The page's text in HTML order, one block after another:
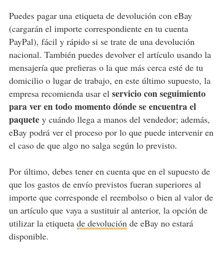
Puedes pagar una etiqueta de devolución con eBay
(cargarán el importe correspondiente en tu cuenta
PayPal), fácil y rápido si se trate de una devolución
nacional. También puedes devolver el artículo usando la
mensajería que prefieras o la que más cerca esté de tu
domicilio o lugar de trabajo, en este último supuesto, la
empresa recomienda usar elservicio con seguimiento
para ver en todo momento dónde se encuentra el
paquetey cuándo llega a manos del vendedor; además,
eBay podrá ver el proceso por lo que puede intervenir en
el caso de que algo no salga según lo previsto.
Por último, debes tener en cuenta que en el supuesto de
que los gastos de envío previstos fueran superiores al
importe que corresponde el reembolso o bien al valor de
un artículo que vaya a sustituir al anterior, la opción de
utilizar la etiqueta de devolución de eBay no estará
disponible.